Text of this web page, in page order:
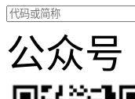
公众号